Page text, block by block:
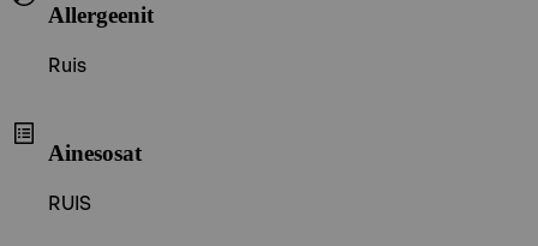
Allergeenit
Ruis
Ainesosat
RUIS